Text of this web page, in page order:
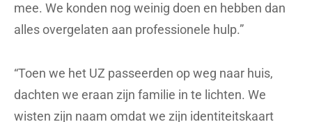
mee. We konden nog weinig doen en hebben dan
alles overgelaten aan professionele hulp.”
“Toen we het UZ passeerden op weg naar huis,
dachten we eraan zijn familie in te lichten. We
wisten zijn naam omdat we zijn identiteitskaart